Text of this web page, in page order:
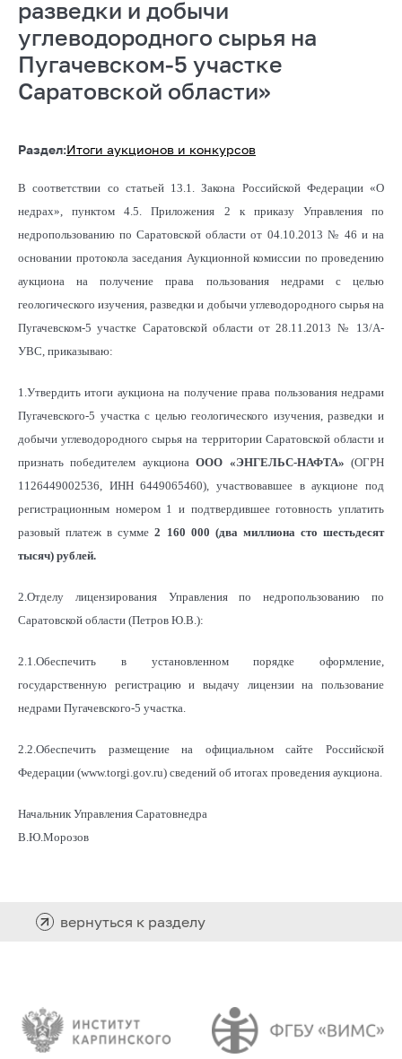
разведки и добычи
углеводородного сырья на
Пугачевском-5 участке
Саратовской области»
Раздел:Итоги аукционов и конкурсов
В соответствии со статьей 13.1. Закона Российской Федерации «О
недрах», пунктом 4.5. Приложения 2 к приказу Управления по
недропользованию по Саратовской области от 04.10.2013 № 46 и на
основании протокола заседания Аукционной комиссии по проведению
аукциона на получение права пользования недрами с целью
геологического изучения, разведки и добычи углеводородного сырья на
Пугачевском-5 участке Саратовской области от 28.11.2013 № 13/А-
УВС, приказываю:
1.Утвердить итоги аукциона на получение права пользования недрами
Пугачевского-5 участка с целью геологического изучения, разведки и
добычи углеводородного сырья на территории Саратовской области и
признать победителем аукционаООО «ЭНГЕЛЬС-НАФТА» (ОГРН
1126449002536, ИНН 6449065460), участвовавшее в аукционе под
регистрационным номером 1 и подтвердившее готовность уплатить
разовый платеж в сумме2 160 000 (два миллиона сто шестьдесят
тысяч) рублей.
2.Отделу лицензирования Управления по недропользованию по
Саратовской области (Петров Ю.В.):
2.1.Обеспечить в установленном порядке оформление,
государственную регистрацию и выдачу лицензии на пользование
недрами Пугачевского-5 участка.
2.2.Обеспечить размещение на официальном сайте Российской
Федерации (www.torgi.gov.ru) сведений об итогах проведения аукциона.
Начальник Управления Саратовнедра
В.Ю.Морозов
вернуться к разделу